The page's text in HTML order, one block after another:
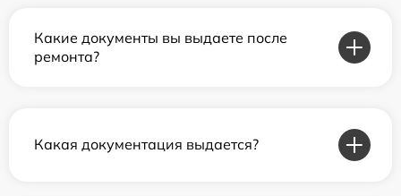
Какие документы вы выдаете после
ремонта?
Какая документация выдается?